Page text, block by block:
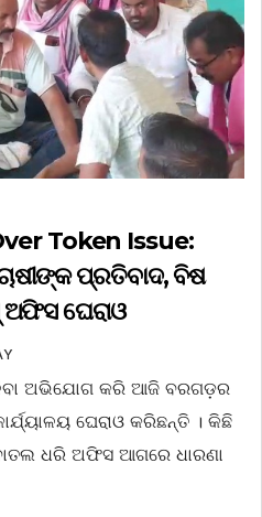
Token Issue:
ପ୍ରତିବାଦ, ବିଷ
ଘେରାଓ
ଅଭିଯୋଗ କରି ଆଜି ବରଗଡ଼ର
ଘେରାଓ କରିଛନ୍ତି । କିଛି
ଧରି ଅଫିସ ଆଗରେ ଧାରଣା